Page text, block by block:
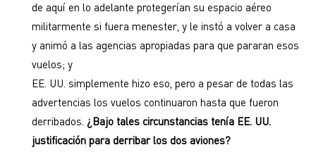
de aquí en lo adelante protegerían su espacio aéreo
militarmente si fuera menester, y le instó a volver a casa
y animó a las agencias apropiadas para que pararan esos
vuelos; y
EE. UU. simplemente hizo eso, pero a pesar de todas las
advertencias los vuelos continuaron hasta que fueron
derribados. ¿Bajo tales circunstancias tenía EE. UU.
justificación para derribar los dos aviones?